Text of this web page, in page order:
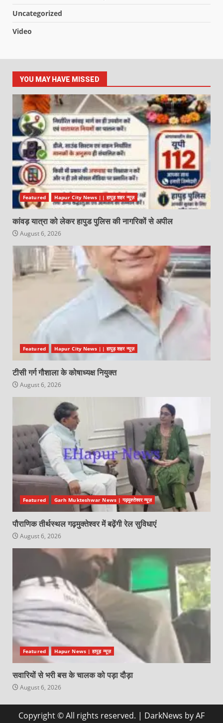
Uncategorized
Video
YOU MAY HAVE MISSED
Featured Hapur City News || हापुड़ शहर न्यूज़
कांवड़ यात्रा को लेकर हापुड पुलिस की नागरिकों से अपील
August 6, 2026
Featured Hapur City News || हापुड़ शहर न्यूज़
टीसी गर्ग गौशाला के कोषाध्यक्ष नियुक्त
August 6, 2026
Featured Garh Mukteshwar News | गढ़मुक्तेश्वर न्यूज़
पौराणिक तीर्थस्थल गढ़मुक्तेश्वर में बढ़ेंगी रेल सुविधाएं
August 6, 2026
Featured Hapur News | हापुड़ न्यूज़
सवारियों से भरी बस के चालक को पड़ा दौड़ा
August 6, 2026
Copyright © All rights reserved. | DarkNews by AF